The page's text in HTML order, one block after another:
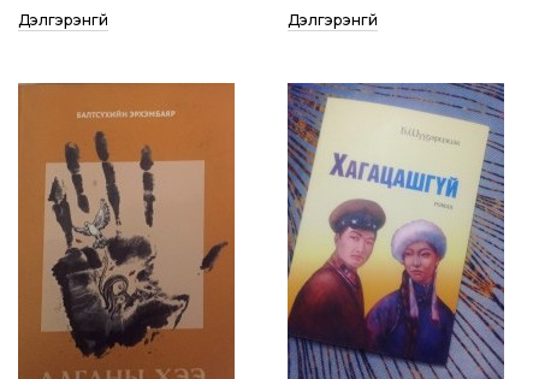
Дэлгэрэнгүй Дэлгэрэнгүй